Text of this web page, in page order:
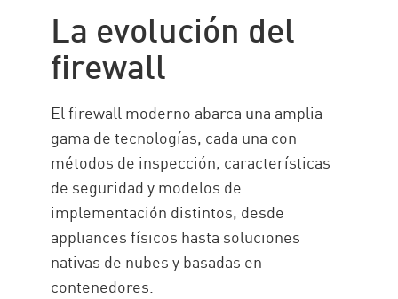
Diferentes tipos
Opciones de entrega
Selection
Tendencias actuales
Check Point Force
Recursos
La evolución del
firewall
El firewall moderno abarca una amplia
gama de tecnologías, cada una con
métodos de inspección, características
de seguridad y modelos de
implementación distintos, desde
appliances físicos hasta soluciones
nativas de nubes y basadas en
contenedores.